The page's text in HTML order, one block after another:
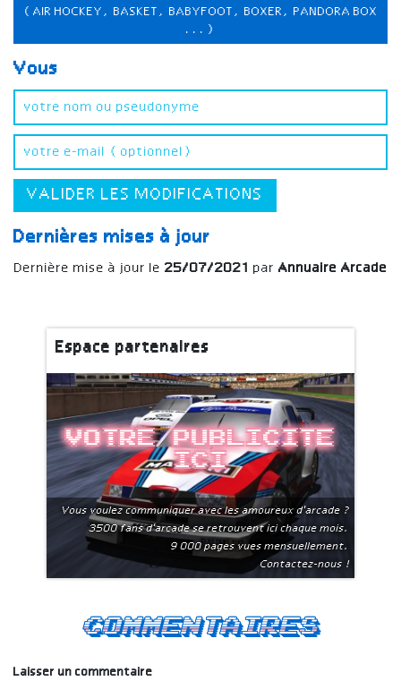
(AIR HOCKEY, BASKET, BABYFOOT, BOXER, PANDORA BOX
...)
Vous
VALIDER LES MODIFICATIONS
Dernières mises à jour
Dernière mise à jour le 25/07/2021 par Annuaire Arcade
Espace partenaires
Votre publicite
ici
Vous voulez communiquer avec les amoureux d'arcade ?
3500 fans d'arcade se retrouvent ici chaque mois.
9 000 pages vues mensuellement.
Contactez-nous !
Commentaires
Laisser un commentaire